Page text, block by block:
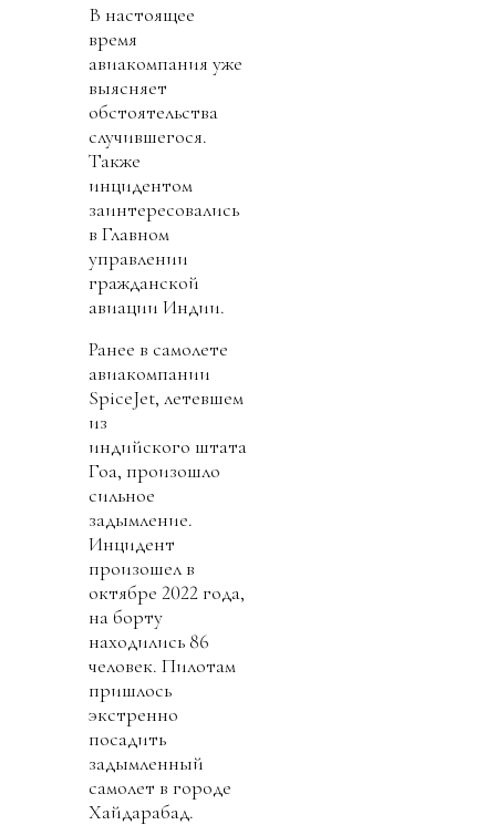
В настоящее
время
авиакомпания уже
выясняет
обстоятельства
случившегося.
Также
инцидентом
заинтересовались
в Главном
управлении
гражданской
авиации Индии.
Ранее в самолете
авиакомпании
SpiceJet, летевшем
из
индийского штата
Гоа, произошло
сильное
задымление.
Инцидент
произошел в
октябре 2022 года,
на борту
находились 86
человек. Пилотам
пришлось
экстренно
посадить
задымленный
самолет в городе
Хайдарабад.